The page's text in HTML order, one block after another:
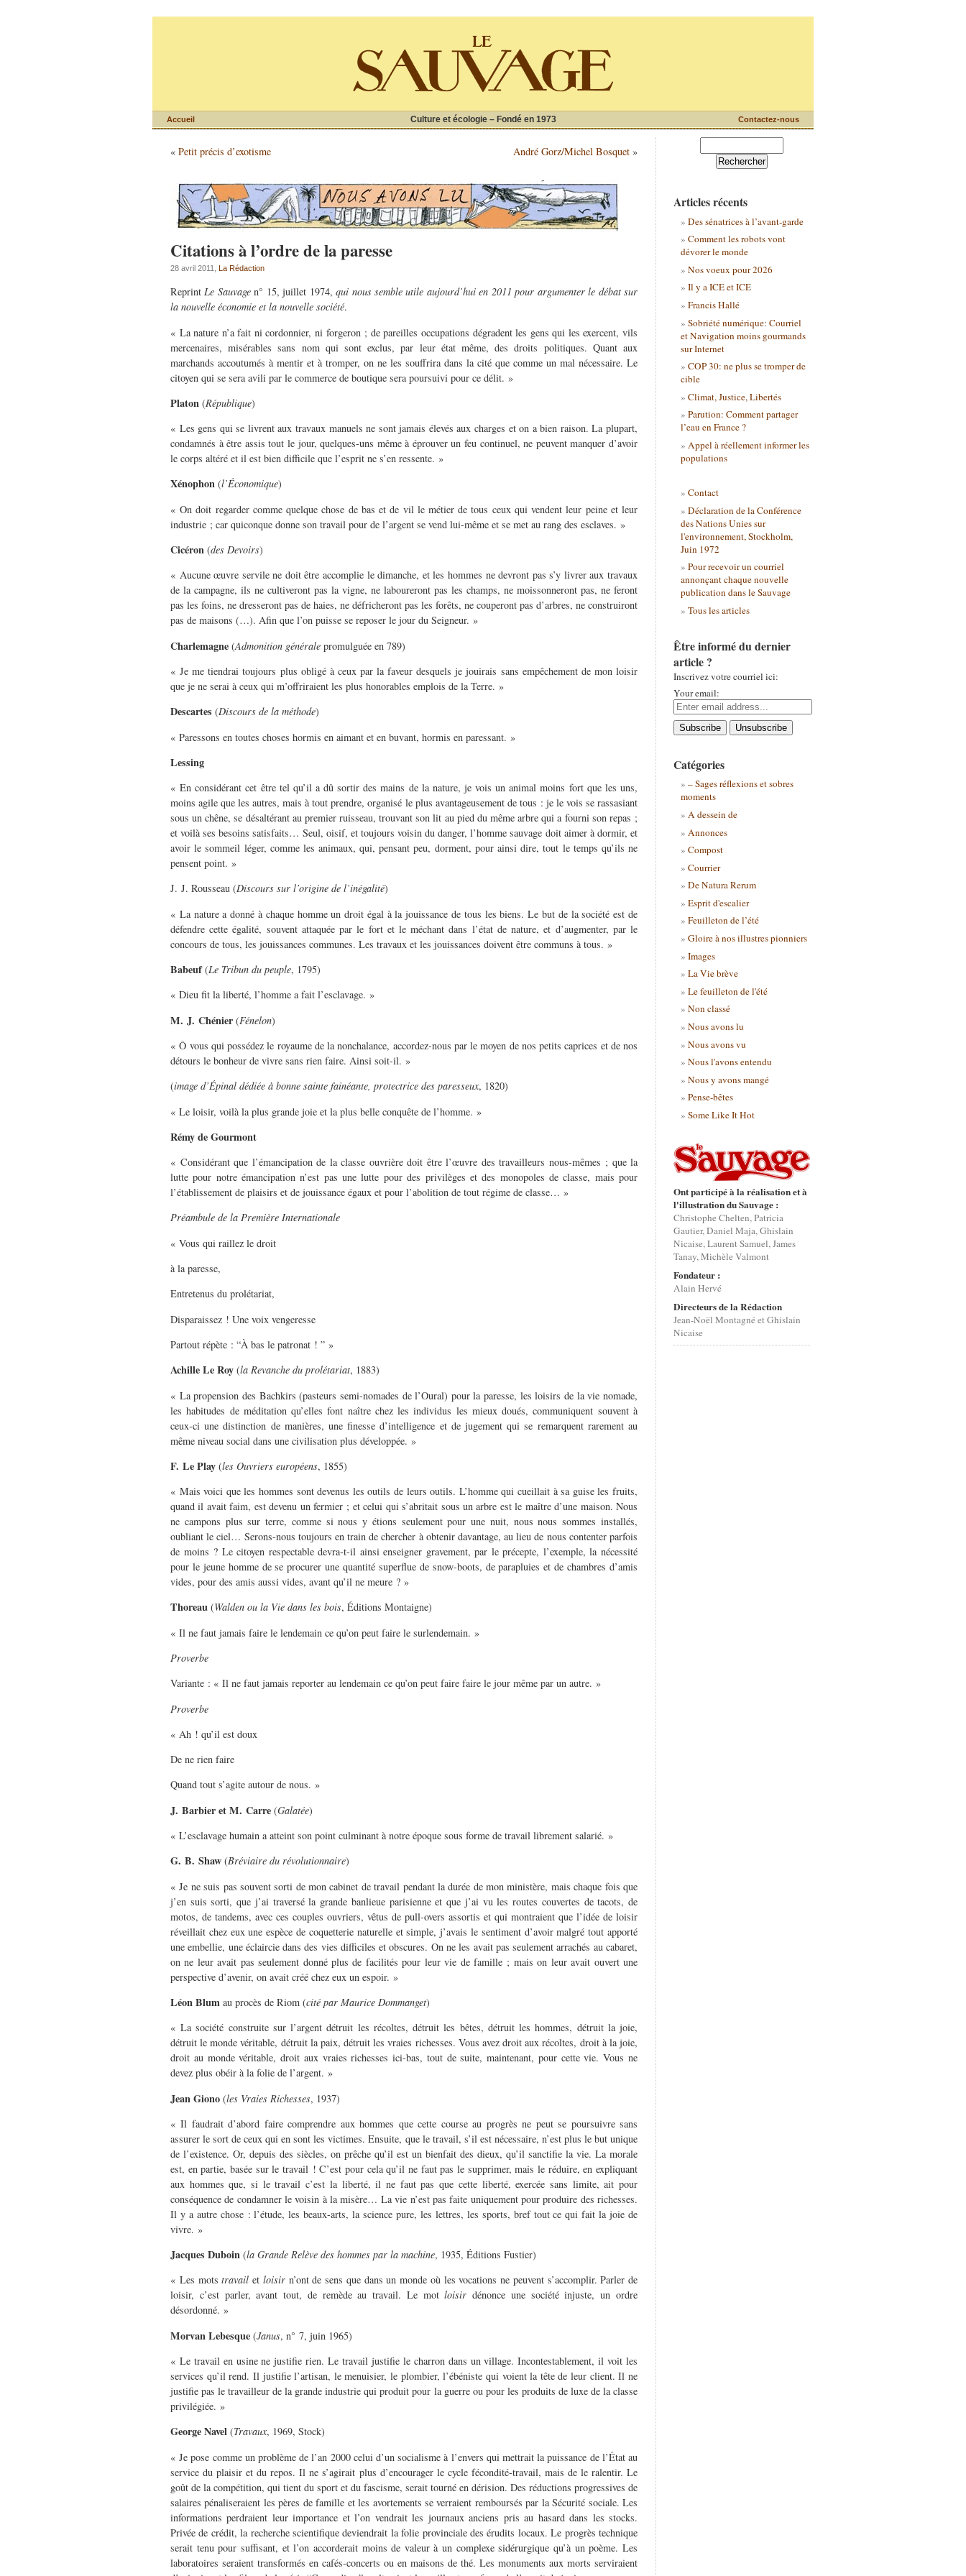
Culture et écologie – Fondé en 1973
Accueil Contactez-nous
« Petit précis d’exotisme André Gorz/Michel Bosquet »
Citations à l’ordre de la paresse
28 avril 2011, La Rédaction
ReprintLe Sauvagen° 15, juillet 1974,qui nous semble utile aujourd’hui en 2011 pour argumenter le débat sur
la nouvelle économie et la nouvelle société.
« La nature n’a fait ni cordonnier, ni forgeron ; de pareilles occupations dégradent les gens qui les exercent, vils
mercenaires, misérables sans nom qui sont exclus, par leur état même, des droits politiques. Quant aux
marchands accoutumés à mentir et à tromper, on ne les souffrira dans la cité que comme un mal nécessaire. Le
citoyen qui se sera avili par le commerce de boutique sera poursuivi pour ce délit. »
Platon (République)
« Les gens qui se livrent aux travaux manuels ne sont jamais élevés aux charges et on a bien raison. La plupart,
condamnés à être assis tout le jour, quelques-uns même à éprouver un feu continuel, ne peuventmanquer d’avoir
le corps altéré et il est bien difficile que l’esprit ne s’en ressente. »
Xénophon (l’Économique)
« On doit regarder comme quelque chose de bas et de vil le métier de tous ceux qui vendent leur peine et leur
industrie ; car quiconque donne son travail pour de l’argent se vend lui-même et se met au rang des esclaves. »
Cicéron (des Devoirs)
« Aucune œuvre servile ne doit être accomplie le dimanche, et les hommes ne devront pas s’y livrer aux travaux
de la campagne, ils ne cultiveront pas la vigne, ne laboureront pas les champs, ne moissonneront pas, ne feront
pas les foins, ne dresseront pas de haies, ne défricheront pas les forêts, ne couperont pas d’arbres, ne construiront
pas de maisons (…). Afin que l’on puisse se reposer le jour du Seigneur. »
Charlemagne (Admonition générale promulguée en 789)
« Je me tiendrai toujours plus obligé à ceux par la faveur desquels je jouirais sans empêchement de mon loisir
que je ne serai à ceux qui m’offriraient les plus honorables emplois de la Terre. »
Descartes (Discours de la méthode)
« Paressons en toutes choses hormis en aimant et en buvant, hormis en paressant. »
Lessing
« En considérant cet être tel qu’il a dû sortir des mains de la nature, je vois un animal moins fort que les uns,
moins agile que les autres, mais à tout prendre, organisé le plus avantageusement de tous : je le vois se rassasiant
sous un chêne, se désaltérant au premier ruisseau, trouvant son lit au pied du même arbre qui a fourni son repas ;
et voilà ses besoins satisfaits… Seul, oisif, et toujours voisin du danger, l’homme sauvage doit aimer à dormir, et
avoir le sommeil léger, comme les animaux, qui, pensant peu, dorment, pour ainsi dire, tout le temps qu’ils ne
pensent point. »
J. J. Rousseau (Discours sur l’origine de l’inégalité)
« La nature a donné à chaque homme un droit égal à la jouissance de tous les biens. Le but de la société est de
défendre cette égalité, souvent attaquée par le fort et le méchant dans l’état de nature, et d’augmenter, par le
concours de tous, les jouissances communes. Les travaux et les jouissances doivent être communs à tous. »
Babeuf(Le Tribun du peuple, 1795)
« Dieu fit la liberté, l’homme a fait l’esclavage. »
M. J. Chénier (Fénelon)
« Ô vous qui possédez le royaume de la nonchalance, accordez-nous par le moyen de nos petits caprices et de nos
détours le bonheur de vivre sans rien faire. Ainsi soit-il. »
(image d’Épinal dédiée à bonne sainte fainéante, protectrice des paresseux, 1820)
« Le loisir, voilà la plus grande joie et la plus belle conquête de l’homme. »
Rémy de Gourmont
« Considérant que l’émancipation de la classe ouvrière doit être l’œuvre des travailleurs nous-mêmes ; que la
lutte pour notre émancipation n’est pas une lutte pour des privilèges et des monopoles de classe, mais pour
l’établissement de plaisirs et de jouissance égaux et pour l’abolition de tout régime de classe… »
Préambule de la Première Internationale
« Vous qui raillez le droit
à la paresse,
Entretenus du prolétariat,
Disparaissez ! Une voix vengeresse
Partout répète : “À bas le patronat ! ” »
Achille Le Roy (la Revanche du prolétariat, 1883)
« La propension des Bachkirs (pasteurs semi-nomades de l’Oural) pour la paresse, les loisirs de la vie nomade,
les habitudes de méditation qu’elles font naître chez les individus les mieux doués, communiquent souvent à
ceux-ci une distinction de manières, une finesse d’intelligence et de jugement qui se remarquent rarement au
même niveau social dans une civilisation plus développée. »
F. Le Play (les Ouvriers européens, 1855)
« Mais voici que les hommes sont devenus les outils de leurs outils. L’homme qui cueillait à sa guise les fruits,
quand il avait faim, est devenu un fermier ; et celui qui s’abritait sous un arbre est le maître d’une maison. Nous
ne campons plus sur terre, comme si nous y étions seulement pour une nuit, nous nous sommes installés,
oubliant le ciel… Serons-nous toujours en train de chercher à obtenir davantage, au lieu de nous contenter parfois
de moins ? Le citoyen respectable devra-t-il ainsi enseigner gravement, par le précepte, l’exemple, la nécessité
pour le jeune homme de se procurer une quantité superflue de snow-boots, de parapluies et de chambres d’amis
vides, pour des amis aussi vides, avant qu’il ne meure ? »
Thoreau (Walden ou la Vie dans les bois, Éditions Montaigne)
« Il ne faut jamais faire le lendemain ce qu’on peut faire le surlendemain. »
Proverbe
Variante : « Il ne faut jamais reporter au lendemain ce qu’on peut faire faire le jour même par un autre. »
Proverbe
« Ah ! qu’il est doux
De ne rien faire
Quand tout s’agite autour de nous. »
J. Barbier et M. Carre (Galatée)
« L’esclavage humain a atteint son point culminant à notre époque sous forme de travail librement salarié. »
G. B. Shaw (Bréviaire du révolutionnaire)
« Je ne suis pas souvent sorti de mon cabinet de travail pendant la durée de mon ministère, mais chaque fois que
j’en suis sorti, que j’ai traversé la grande banlieue parisienne et que j’ai vu les routes couvertes de tacots, de
motos, de tandems, avec ces couples ouvriers, vêtus de pull-overs assortis et qui montraient que l’idée de loisir
réveillait chez eux une espèce de coquetterie naturelle et simple, j’avais le sentiment d’avoir malgré tout apporté
une embellie, une éclaircie dans des vies difficiles et obscures. On ne les avait pas seulement arrachés au cabaret,
on ne leur avait pas seulement donné plus de facilités pour leur vie de famille ; mais on leur avait ouvert une
perspective d’avenir, on avait créé chez eux un espoir. »
Léon Blum au procès de Riom (cité par Maurice Dommanget)
« La société construite sur l’argent détruit les récoltes, détruit les bêtes, détruit les hommes, détruit la joie,
détruit le monde véritable, détruit la paix, détruit les vraies richesses. Vous avez droit aux récoltes, droit à la joie,
droit au monde véritable, droit aux vraies richesses ici-bas, tout de suite, maintenant, pour cette vie. Vous ne
devez plus obéir à la folie de l’argent. »
Jean Giono (les Vraies Richesses, 1937)
« Il faudrait d’abord faire comprendre aux hommes que cette course au progrès ne peut se poursuivre sans
assurer le sort de ceux qui en sont les victimes. Ensuite, que le travail, s’il est nécessaire, n’est plus le but unique
de l’existence. Or, depuis des siècles, on prêche qu’il est un bienfait des dieux, qu’il sanctifie la vie. La morale
est, en partie, basée sur le travail ! C’est pour cela qu’il ne faut pas le supprimer, mais le réduire, en expliquant
aux hommes que, si le travail c’est la liberté, il ne faut pas que cette liberté, exercée sans limite, ait pour
conséquence de condamner le voisin à la misère… La vie n’est pas faite uniquement pour produire des richesses.
Il y a autre chose : l’étude, les beaux-arts, la science pure, les lettres, les sports, bref tout ce qui fait la joie de
vivre. »
Jacques Duboin (la Grande Relève des hommes par la machine, 1935, Éditions Fustier)
« Les motstravail et loisirn’ont de sens que dans un monde où les vocations ne peuvent s’accomplir. Parler de
loisir, c’est parler, avant tout, de remède au travail. Le motloisir dénonce une société injuste, un ordre
désordonné. »
Morvan Lebesque (Janus, n° 7, juin 1965)
« Le travail en usine ne justifie rien. Le travail justifie le charron dans un village. Incontestablement, il voit les
services qu’il rend. Il justifie l’artisan, le menuisier, le plombier, l’ébéniste qui voient la tête de leur client. Il ne
justifie pas le travailleur de la grande industrie qui produit pour la guerre ou pour les produits de luxe de la classe
privilégiée. »
George Navel (Travaux, 1969, Stock)
« Je pose comme un problème de l’an 2000 celui d’un socialisme à l’envers qui mettrait la puissance de l’État au
service du plaisir et du repos. Il ne s’agirait plus d’encourager le cycle fécondité-travail, mais de le ralentir. Le
goût de la compétition, qui tient du sport et du fascisme, serait tourné en dérision. Des réductions progressives de
salaires pénaliseraient les pères de famille et les avortements se verraient remboursés par la Sécurité sociale. Les
informations perdraient leur importance et l’on vendrait les journaux anciens pris au hasard dans les stocks.
Privée de crédit, la recherche scientifique deviendrait la folie provinciale des érudits locaux. Le progrès technique
serait tenu pour suffisant, et l’on accorderait moins de valeur à un complexe sidérurgique qu’à un poème. Les
laboratoires seraient transformés en cafés-concerts ou en maisons de thé. Les monuments aux morts serviraient
Articles récents
Des sénatrices à l’avant-garde
Comment les robots vont
dévorer le monde
Nos voeux pour 2026
Il y a ICE et ICE
Francis Hallé
Sobriété numérique: Courriel
et Navigation moins gourmands
sur Internet
COP 30: ne plus se tromper de
cible
Climat, Justice, Libertés
Parution: Comment partager
l’eau en France ?
Appel à réellement informer les
populations
Contact
Déclaration de la Conférence
des Nations Unies sur
l'environnement, Stockholm,
Juin 1972
Pour recevoir un courriel
annonçant chaque nouvelle
publication dans le Sauvage
Tous les articles
Être informé du dernier
article ?
Inscrivez votre courriel ici:
Your email:
Catégories
– Sages réflexions et sobres
moments
A dessein de
Annonces
Compost
Courrier
De Natura Rerum
Esprit d'escalier
Feuilleton de l’été
Gloire à nos illustres pionniers
Images
La Vie brève
Le feuilleton de l'été
Non classé
Nous avons lu
Nous avons vu
Nous l'avons entendu
Nous y avons mangé
Pense-bêtes
Some Like It Hot
Ont participé à la réalisation et à
l'illustration du Sauvage :
Christophe Chelten, Patricia
Gautier, Daniel Maja, Ghislain
Nicaise, Laurent Samuel, James
Tanay, Michèle Valmont
Fondateur :
Alain Hervé
Directeurs de la Rédaction
Jean-Noël Montagné et Ghislain
Nicaise